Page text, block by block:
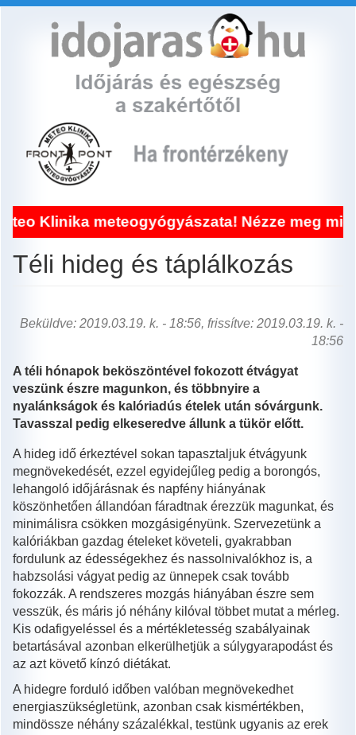
meteogyógyászata! Nézze meg miért!
Téli hideg és táplálkozás
Beküldve: 2019.03.19. k. - 18:56, frissítve: 2019.03.19. k. -
18:56
A téli hónapok beköszöntével fokozott étvágyat
veszünk észre magunkon, és többnyire a
nyalánkságok és kalóriadús ételek után sóvárgunk.
Tavasszal pedig elkeseredve állunk a tükör előtt.
A hideg idő érkeztével sokan tapasztaljuk étvágyunk
megnövekedését, ezzel egyidejűleg pedig a borongós,
lehangoló időjárásnak és napfény hiányának
köszönhetően állandóan fáradtnak érezzük magunkat, és
minimálisra csökken mozgásigényünk. Szervezetünk a
kalóriákban gazdag ételeket követeli, gyakrabban
fordulunk az édességekhez és nassolnivalókhoz is, a
habzsolási vágyat pedig az ünnepek csak tovább
fokozzák. A rendszeres mozgás hiányában észre sem
vesszük, és máris jó néhány kilóval többet mutat a mérleg.
Kis odafigyeléssel és a mértékletesség szabályainak
betartásával azonban elkerülhetjük a súlygyarapodást és
az azt követő kínzó diétákat.
A hidegre forduló időben valóban megnövekedhet
energiaszükségletünk, azonban csak kismértékben,
mindössze néhány százalékkal, testünk ugyanis az erek